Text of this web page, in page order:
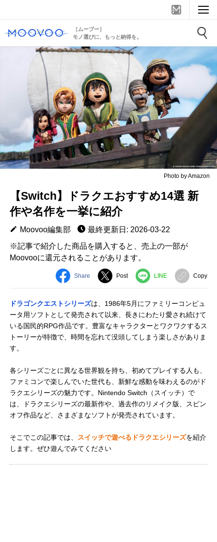
［ムーブー］
モノ選びに、もっと納得を。
Photo by Amazon
【Switch】ドラクエおすすめ14選 新
作や名作を一挙に紹介
Moovoo編集部
最終更新日: 2026-03-22
※記事で紹介した商品を購入すると、売上の一部が
Moovooに還元されることがあります。
Share Post LINE Copy
ドラゴンクエストシリーズは、1986年5月にファミリーコンピュ
ータ用ソフトとして発売されて以来、長きにわたり愛され続けて
いる国民的RPG作品です。豊富なキャラクターとワクワクするス
トーリーが特徴で、時間を忘れて没頭してしまう楽しさがありま
す。
各シリーズごとに異なる世界観を持ち、初めてプレイする人も、
ファミコンで楽しんでいた世代も、新鮮な感動を味わえるのがド
ラクエシリーズの魅力です。Nintendo Switch（スイッチ）で
は、ドラクエシリーズの最新作や、過去作のリメイク版、スピン
オフ作品など、さまざまなソフトが発売されています。
そこでこの記事では、 スイッチで遊べるドラクエシリーズを紹介
します。ぜひ遊んでみてください